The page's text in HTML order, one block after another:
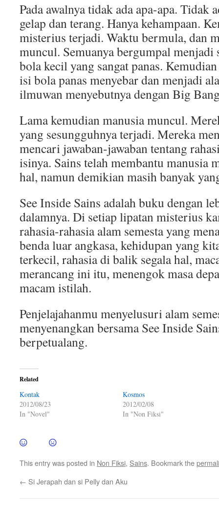
Pada awalnya tidak ada apa-apa. Tidak
gelap dan terang. Hanya kehampaan.
misterius terjadi. Waktu bermula, dan
muncul. Semuanya bergumpal menjadi
bola kecil yang sangat panas.
isi bola panas menyebar dan menjadi
ilmuwan menyebutnya dengan Big
Lama kemudian manusia muncul.
yang sesungguhnya terjadi. Mereka
mencari jawaban-jawaban tentang
isinya. Sains telah membantu manusia
hal, namun demikian masih banyak
See Inside Sains adalah buku dengan
dalamnya. Di setiap lipatan misterius
rahasia-rahasia alam semesta yang
benda luar angkasa, kehidupan yang
terkecil, rahasia di balik segala hal,
merancang ini itu, menengok masa
macam istilah.
Penjelajahanmu menyelusuri alam
menyenangkan bersama See Inside
berpetualang.
Related
Kontak
2012/08/23
In "Novel"
Kosmos
2012/02/08
In "Non Fiksi"
This entry was posted in Non Fiksi, Sains. Bookmark the
← Si Jerapah dan si Pelly dan Aku